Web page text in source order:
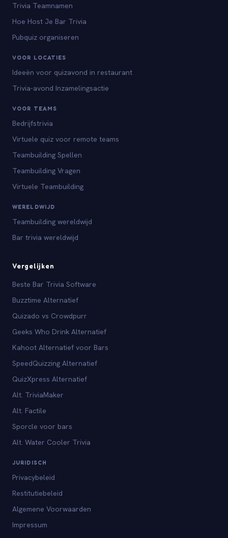
Trivia Teamnamen
Hoe Host Je Bar Trivia
Pubquiz organiseren
VOOR LOCATIES
Ideeën voor quizavond in restaurant
Trivia-avond Inzamelingsactie
VOOR TEAMS
Bedrijfstrivia
Virtuele quiz voor remote teams
Teambuilding Spellen
Teambuilding Vragen
Virtuele Teambuilding
WERELDWIJD
Teambuilding wereldwijd
Bar trivia wereldwijd
Vergelijken
Beste Bar Trivia Software
Buzztime Alternatief
Quizado vs Crowdpurr
Geeks Who Drink Alternatief
Kahoot Alternatief voor Bars
SpeedQuizzing Alternatief
QuizXpress Alternatief
Alt. TriviaMaker
Alt. Factile
Sporcle voor bars
Alt. Water Cooler Trivia
JURIDISCH
Privacybeleid
Restitutiebeleid
Algemene Voorwaarden
Impressum